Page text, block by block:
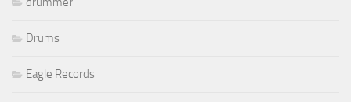
Drums
Eagle Records